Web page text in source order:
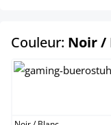
Couleur: Noir /